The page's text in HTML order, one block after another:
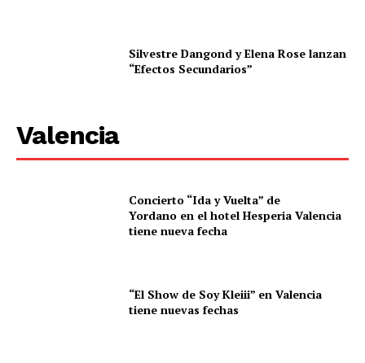
Silvestre Dangond y Elena Rose lanzan
“Efectos Secundarios”
Valencia
Concierto “Ida y Vuelta” de
Yordano en el hotel Hesperia Valencia
tiene nueva fecha
“El Show de Soy Kleiii” en Valencia
tiene nuevas fechas